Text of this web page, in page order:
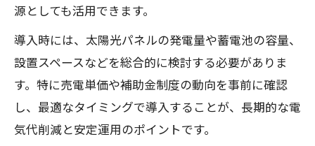
補助金で電気代と家計の不安を解消する
方法
源としても活用できます。
導入時には、太陽光パネルの発電量や蓄電池の容量、
設置スペースなどを総合的に検討する必要がありま
す。特に売電単価や補助金制度の動向を事前に確認
し、最適なタイミングで導入することが、長期的な電
気代削減と安定運用のポイントです。